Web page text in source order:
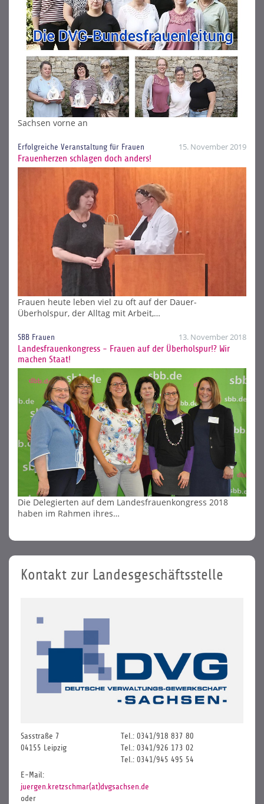
Sachsen vorne an
15. November 2019
Erfolgreiche Veranstaltung für Frauen
Frauenherzen schlagen doch anders!
Frauen heute leben viel zu oft auf der Dauer-
Überholspur, der Alltag mit Arbeit,…
13. November 2018
SBB Frauen
Landesfrauenkongress - Frauen auf der Überholspur!? Wir
machen Staat!
Die Delegierten auf dem Landesfrauenkongress 2018
haben im Rahmen ihres…
Kontakt zur Landesgeschäftsstelle
Sasstraße 7
04155 Leipzig
Tel.: 0341/918 837 80
Tel.: 0341/926 173 02
Tel.: 0341/945 495 54
E-Mail:
juergen.kretzschmar(at)dvgsachsen.de
oder